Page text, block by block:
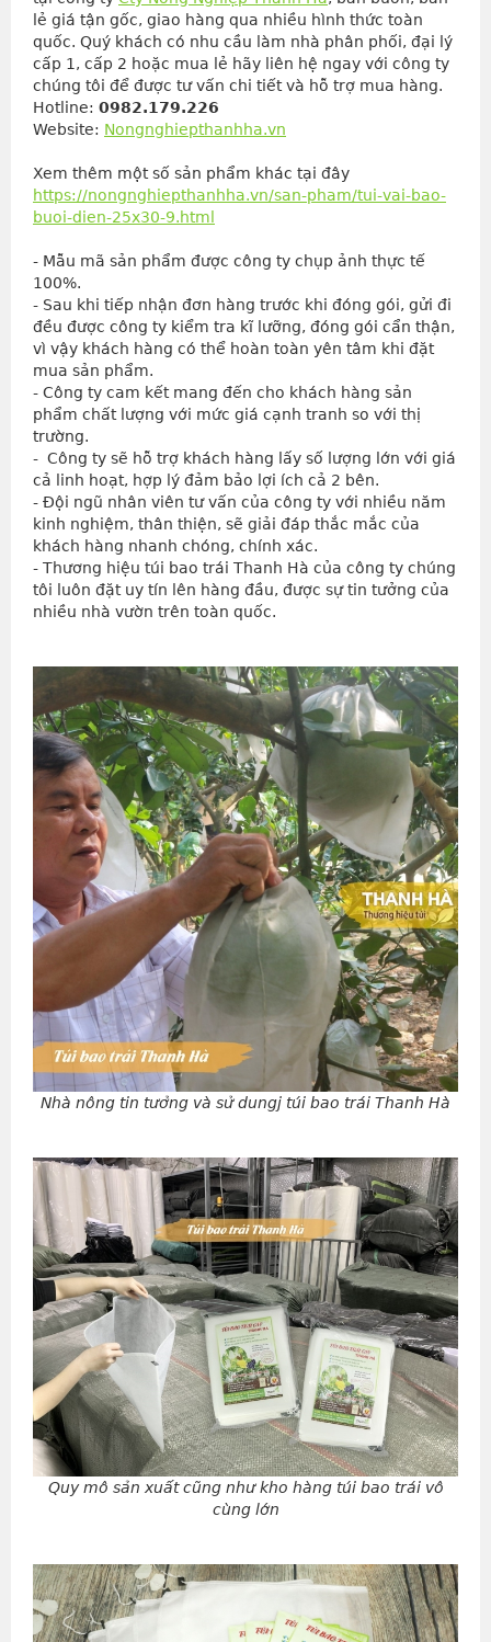
lẻ giá tận gốc, giao hàng qua nhiều hình thức toàn
quốc. Quý khách có nhu cầu làm nhà phân phối, đại lý
cấp 1, cấp 2 hoặc mua lẻ hãy liên hệ ngay với công ty
chúng tôi để được tư vấn chi tiết và hỗ trợ mua hàng.
Hotline: 0982.179.226
Website: Nongnghiepthanhha.vn
Xem thêm một số sản phẩm khác tại đây
https://nongnghiepthanhha.vn/san-pham/tui-vai-bao-
buoi-dien-25x30-9.html
- Mẫu mã sản phẩm được công ty chụp ảnh thực tế
100%.
- Sau khi tiếp nhận đơn hàng trước khi đóng gói, gửi đi
đều được công ty kiểm tra kĩ lưỡng, đóng gói cẩn thận,
vì vậy khách hàng có thể hoàn toàn yên tâm khi đặt
mua sản phẩm.
- Công ty cam kết mang đến cho khách hàng sản
phẩm chất lượng với mức giá cạnh tranh so với thị
trường.
-  Công ty sẽ hỗ trợ khách hàng lấy số lượng lớn với giá
cả linh hoạt, hợp lý đảm bảo lợi ích cả 2 bên.
- Đội ngũ nhân viên tư vấn của công ty với nhiều năm
kinh nghiệm, thân thiện, sẽ giải đáp thắc mắc của
khách hàng nhanh chóng, chính xác.
- Thương hiệu túi bao trái Thanh Hà của công ty chúng
tôi luôn đặt uy tín lên hàng đầu, được sự tin tưởng của
nhiều nhà vườn trên toàn quốc.
Nhà nông tin tưởng và sử dungj túi bao trái Thanh Hà
Quy mô sản xuất cũng như kho hàng túi bao trái vô
cùng lớn